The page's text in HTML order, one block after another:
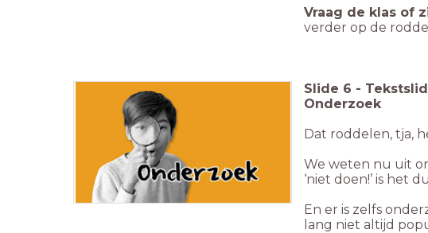
Vraag de klas of
verder op de
Slide 6 -
Onderzoek
Dat roddelen, tja,
We weten nu uit
‘niet doen!’ is het
En er is zelfs
lang niet altijd